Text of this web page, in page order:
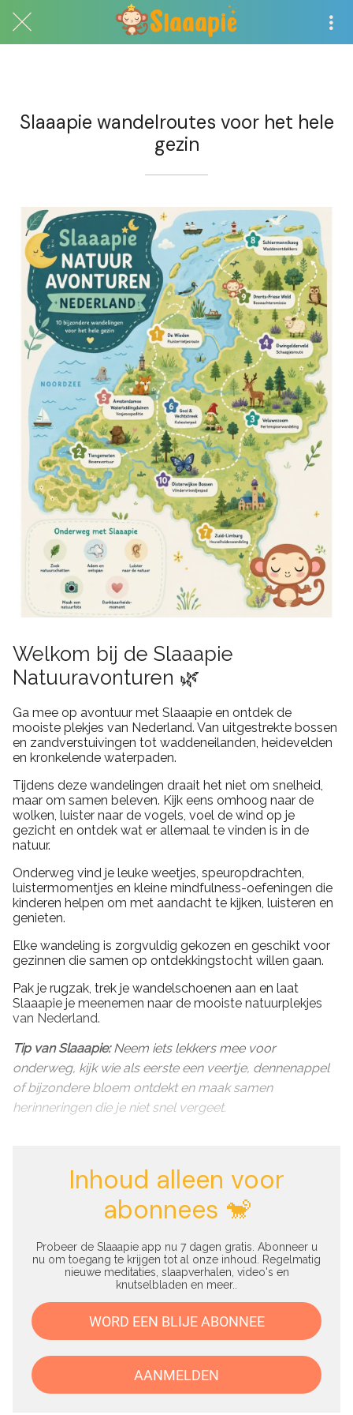
Slaaapie wandelroutes voor het hele
gezin
Welkom bij de Slaaapie
Natuuravonturen 🌿
Ga mee op avontuur met Slaaapie en ontdek de
mooiste plekjes van Nederland. Van uitgestrekte bossen
en zandverstuivingen tot waddeneilanden, heidevelden
en kronkelende waterpaden.
Tijdens deze wandelingen draait het niet om snelheid,
maar om samen beleven. Kijk eens omhoog naar de
wolken, luister naar de vogels, voel de wind op je
gezicht en ontdek wat er allemaal te vinden is in de
natuur.
Onderweg vind je leuke weetjes, speuropdrachten,
luistermomentjes en kleine mindfulness-oefeningen die
kinderen helpen om met aandacht te kijken, luisteren en
genieten.
Elke wandeling is zorgvuldig gekozen en geschikt voor
gezinnen die samen op ontdekkingstocht willen gaan.
Pak je rugzak, trek je wandelschoenen aan en laat
Slaaapie je meenemen naar de mooiste natuurplekjes
van Nederland.
Tip van Slaaapie:Neem iets lekkers mee voor
onderweg, kijk wie als eerste een veertje, dennenappel
of bijzondere bloem ontdekt en maak samen
herinneringen die je niet snel vergeet.
Inhoud alleen voor
abonnees 🐒
Probeer de Slaaapie app nu 7 dagen gratis. Abonneer u
nu om toegang te krijgen tot al onze inhoud. Regelmatig
nieuwe meditaties, slaapverhalen, video's en
knutselbladen en meer..
WORD EEN BLIJE ABONNEE
AANMELDEN